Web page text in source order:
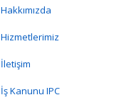
Hakkımızda
Hizmetlerimiz
İletişim
İş Kanunu IPC